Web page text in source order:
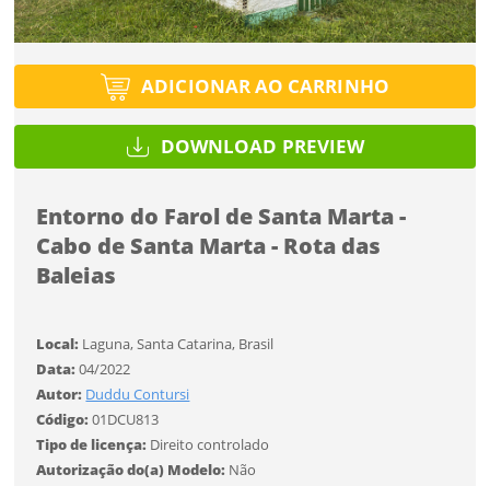
ADICIONAR AO CARRINHO
DOWNLOAD PREVIEW
Entorno do Farol de Santa Marta -
Cabo de Santa Marta - Rota das
Baleias
Local: Laguna, Santa Catarina, Brasil
Data:04/2022
Autor: Duddu Contursi
Código:01DCU813
Tipo de licença: Direito controlado
Autorização do(a) Modelo: Não
Tipo de projeto
Selecione
Tamanho
Título do projeto
Tipo de projeto
Selecione
Formato
Tamanho
ENTRAR
CADASTRE-SE
ENTRAR
SALVAR
Desejo receber novidades sobre a Pulsar Imagens
Li e concordo com os Termos de Uso do site
Selecione
Utilização
Tamanho